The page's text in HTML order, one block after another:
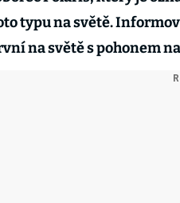
typu na světě.
na světě s pohonem